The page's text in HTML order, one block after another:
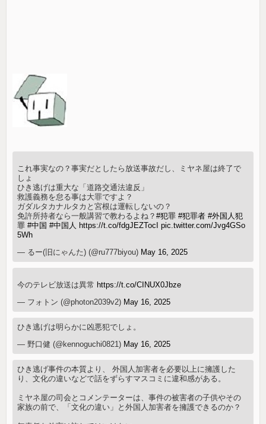
これ事実なの？事実だとしたら放送事故だし、ミヤネ屋は終了で
しょ
ひき逃げは重大な「道路交通法違反」
救護義務を怠る事は大罪ですよ？
ガダルタカナルタカと宮根は運転しないの？
免許所持者なら一般講習で教わるよね？#犯罪 #犯罪者 #外国人犯
罪 #中国 #中国人 https://t.co/fdgJEZTocI pic.twitter.com/Jvg4GSo
5Wh
— るー(旧にゃんた) (@ru777biyou) May 16, 2025
今のテレビ放送は異常 https://t.co/CINUX0Jbze
— フォトン (@photon2039v2) May 16, 2025
ひき逃げは明らかに凶悪犯でしょ。
— 野口健 (@kennoguchi0821) May 16, 2025
ひき逃げ事件の本質より、 外国人加害者を必要以上に擁護した
り、文化の違いなどで話をずらすマスコミに違和感がある。
ミヤネ屋の司会とコメンテーターは、事件の被害者の子供やその
家族の前で、「文化の違い」と外国人加害者を擁護できるのか？